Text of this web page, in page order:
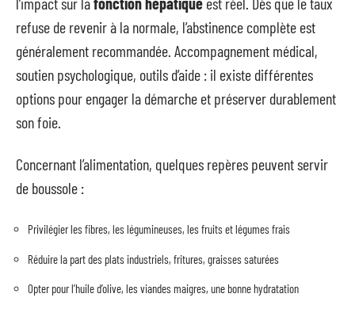
refuse de revenir à la normale, l’abstinence complète est
généralement recommandée. Accompagnement médical,
soutien psychologique, outils d’aide : il existe différentes
options pour engager la démarche et préserver durablement
son foie.
Concernant l’alimentation, quelques repères peuvent servir
de boussole :
Privilégier les fibres, les légumineuses, les fruits et légumes frais
Réduire la part des plats industriels, fritures, graisses saturées
Opter pour l’huile d’olive, les viandes maigres, une bonne hydratation